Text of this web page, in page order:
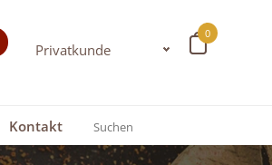
0
Kontakt